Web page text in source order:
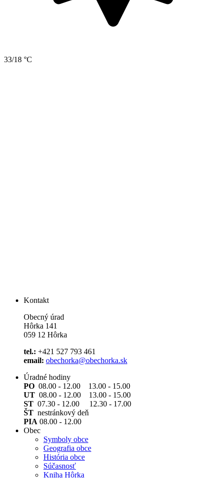
33/18 °C
Kontakt
Obecný úrad
Hôrka 141
059 12 Hôrka
tel.: +421 527 793 461
email: obechorka@obechorka.sk
Úradné hodiny
PO 08.00 - 12.00 13.00 - 15.00
UT 08.00 - 12.00 13.00 - 15.00
ST 07.30 - 12.00 12.30 - 17.00
ŠT nestránkový deň
PIA 08.00 - 12.00
Obec
Symboly obce
Geografia obce
História obce
Súčasnosť
Kniha Hôrka